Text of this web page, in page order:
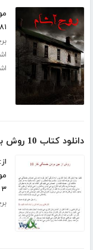
۸۱ صفحه
دانلود کتاب 10 روش برای از بین بردن خستگی کار
از:
۳ صفحه